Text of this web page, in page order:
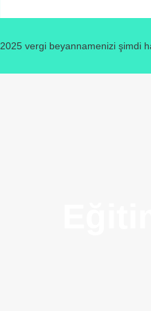
2025 vergi beyannamenizi şimdi